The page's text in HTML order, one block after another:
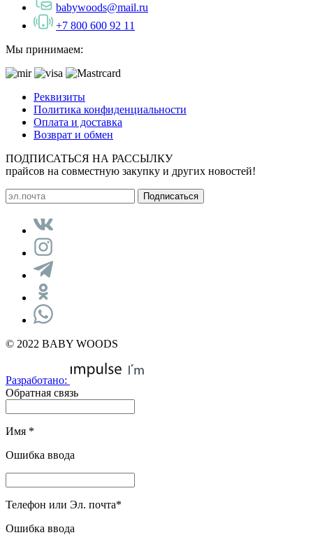
babywoods@mail.ru
+7 800 600 92 11
Мы принимаем:
Реквизиты
Политика конфиденциальности
Оплата и доставка
Возврат и обмен
ПОДПИСАТЬСЯ НА РАССЫЛКУ
прайсов на совместную закупку и других новостей!
© 2022 BABY WOODS
Разработано:
Обратная связь
Имя *
Ошибка ввода
Телефон или Эл. почта*
Ошибка ввода